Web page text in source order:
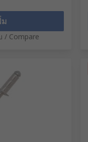
ม
/ Compare